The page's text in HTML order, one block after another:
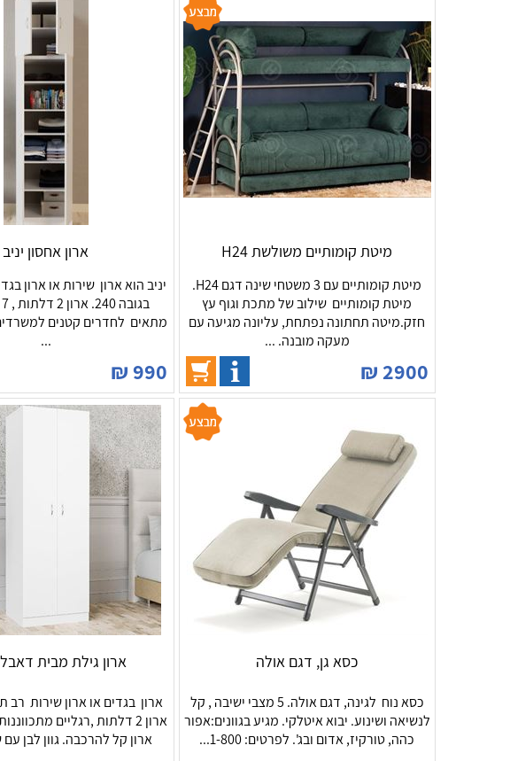
מיטת קומותיים משולשת H24
מיטת קומותיים עם 3 משטחי שינה דגם H24.
מיטת קומותיים שילוב של מתכת וגוף עץ
חזק.מיטה תחתונה נפתחת, עליונה מגיעה עם
מעקה מובנה. ...
2900
₪
ארון אחסון יניב
יניב הוא ארון שירות או ארון
מתאים לחדרים קטנים
...
990
₪
כסא גן, דגם אולה
כסא נוח לגינה, דגם אולה. 5 מצבי ישיבה , קל
לנשיאה ושינוע. יבוא איטלקי. מגיע בגוונים:אפור
כהה, טורקיז, אדום ובג'. לפרטים: 1-800...
ארון גילת מבית דאבל 6107
ארון בגדים או ארון שירות רב
ארון קל להרכבה. גוון לבן עם